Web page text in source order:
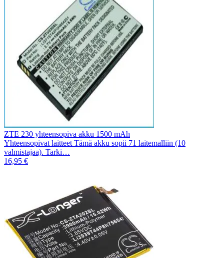
ZTE 230 yhteensopiva akku 1500 mAh
Yhteensopivat laitteet Tämä akku sopii 71 laitemalliin (10
valmistajaa). Tarki…
16,95 €